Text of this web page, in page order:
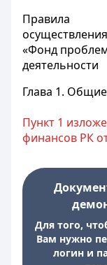
Правила
«Фонд
деятельности
Глава 1.
Пункт 1
финансов РК
Для того,
Вам нужно
логин и